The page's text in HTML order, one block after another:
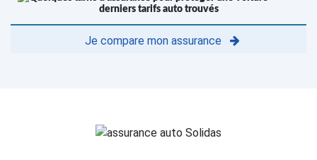
derniers tarifs auto trouvés
Je compare mon assurance